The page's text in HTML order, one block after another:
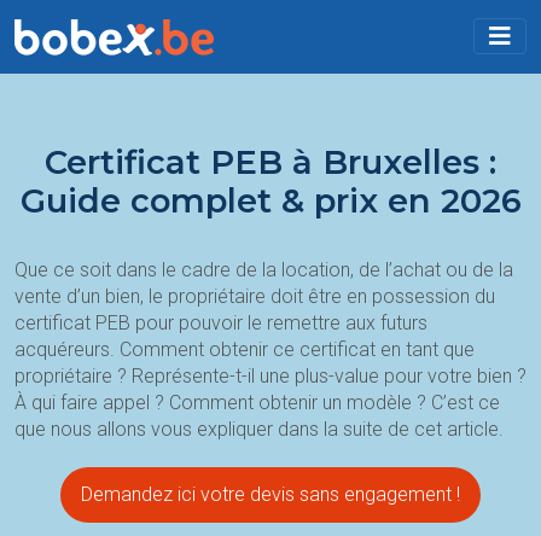
Certificat PEB à Bruxelles :
Guide complet & prix en 2026
Que ce soit dans le cadre de la location, de l’achat ou de la
vente d’un bien, le propriétaire doit être en possession du
certificat PEB pour pouvoir le remettre aux futurs
acquéreurs. Comment obtenir ce certificat en tant que
propriétaire ? Représente-t-il une plus-value pour votre bien ?
À qui faire appel ? Comment obtenir un modèle ? C’est ce
que nous allons vous expliquer dans la suite de cet article.
Demandez ici votre devis sans engagement !